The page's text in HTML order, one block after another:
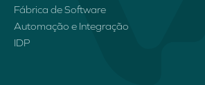
Fábrica de Software
Automação e Integração
IDP